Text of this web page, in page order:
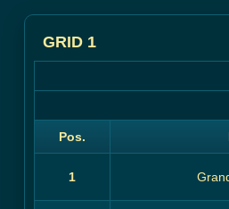
GRID 1
Pos.
1